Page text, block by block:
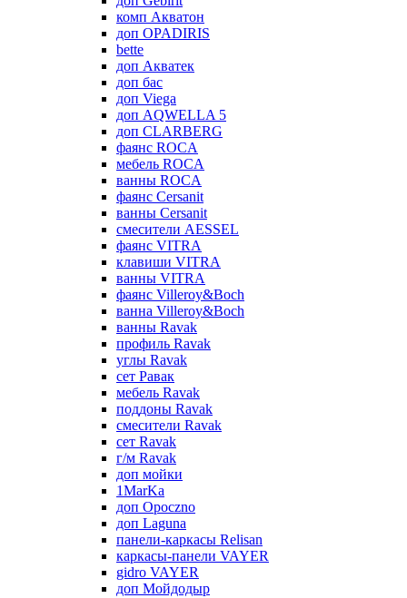
комп Акватон
доп OPADIRIS
bette
доп Акватек
доп бас
доп Viega
доп AQWELLA 5
доп CLARBERG
фаянс ROCA
мебель ROCA
ванны ROCA
фаянс Cersanit
ванны Cersanit
смесители AESSEL
фаянс VITRA
клавиши VITRA
ванны VITRA
фаянс Villeroy&Boch
ванна Villeroy&Boch
ванны Ravak
профиль Ravak
углы Ravak
сет Равак
мебель Ravak
поддоны Ravak
смесители Ravak
сет Ravak
г/м Ravak
доп мойки
1MarKa
доп Opoczno
доп Laguna
панели-каркасы Relisan
каркасы-панели VAYER
gidro VAYER
доп Мойдодыр